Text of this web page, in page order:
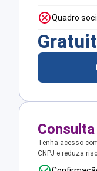
Quadro
Tenha acesso
CNPJ e reduza